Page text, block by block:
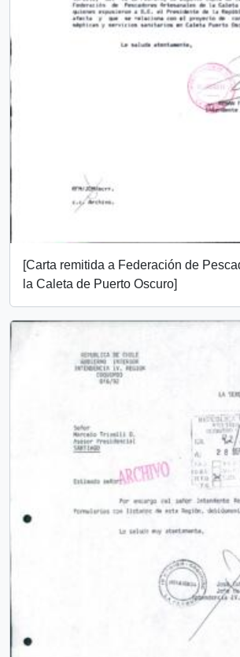
[Carta remitida a Federación de
la Caleta de Puerto Oscuro]